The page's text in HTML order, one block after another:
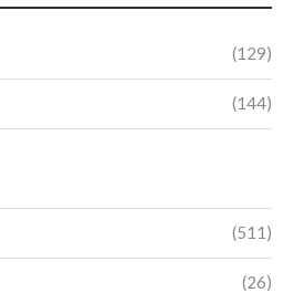
(129)
(144)
(511)
(26)